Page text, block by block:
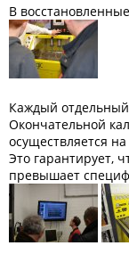
В
Каждый
Окончательной
осуществляется
Это гарантирует,
превышает